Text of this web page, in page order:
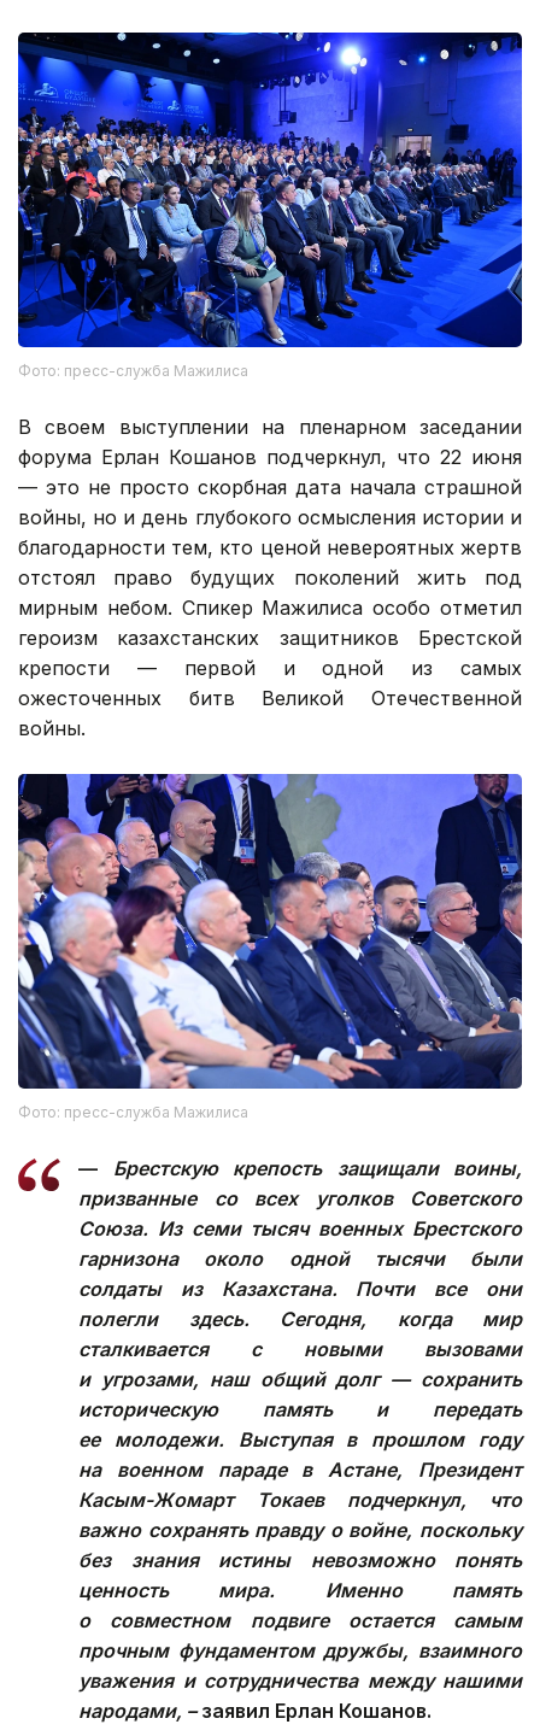
Фото: пресс-служба Мажилиса
В своем выступлении на пленарном заседании
форума Ерлан Кошанов подчеркнул, что 22 июня
— это не просто скорбная дата начала страшной
войны, но и день глубокого осмысления истории и
благодарности тем, кто ценой невероятных жертв
отстоял право будущих поколений жить под
мирным небом. Спикер Мажилиса особо отметил
героизм казахстанских защитников Брестской
крепости — первой и одной из самых
ожесточенных битв Великой Отечественной
войны.
Фото: пресс-служба Мажилиса
— Брестскую крепость защищали воины,
призванные со всех уголков Советского
Союза. Из семи тысяч военных Брестского
гарнизона около одной тысячи были
солдаты из Казахстана. Почти все они
полегли здесь. Сегодня, когда мир
сталкивается с новыми вызовами
и угрозами, наш общий долг — сохранить
историческую память и передать
ее молодежи. Выступая в прошлом году
на военном параде в Астане, Президент
Касым-Жомарт Токаев подчеркнул, что
важно сохранять правду о войне, поскольку
без знания истины невозможно понять
ценность мира. Именно память
о совместном подвиге остается самым
прочным фундаментом дружбы, взаимного
уважения и сотрудничества между нашими
народами, –заявил Ерлан Кошанов.